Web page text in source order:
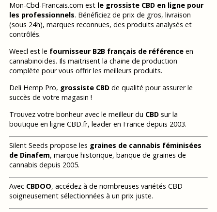
Mon-Cbd-Francais.com est le grossiste CBD en ligne pour
les professionnels. Bénéficiez de prix de gros, livraison
(sous 24h), marques reconnues, des produits analysés et
contrôlés.
Weecl est le fournisseur B2B français de référenceen
cannabinoïdes. Ils maitrisent la chaine de production
complète pour vous offrir les meilleurs produits.
Deli Hemp Pro, grossiste CBDde qualité pour assurer le
succès de votre magasin !
Trouvez votre bonheur avec le meilleur du CBDsur la
boutique en ligne CBD.fr, leader en France depuis 2003.
Silent Seeds propose les graines de cannabis féminisées
de Dinafem, marque historique, banque de graines de
cannabis depuis 2005.
Avec CBDOO, accédez à de nombreuses variétés CBD
soigneusement sélectionnées à un prix juste.